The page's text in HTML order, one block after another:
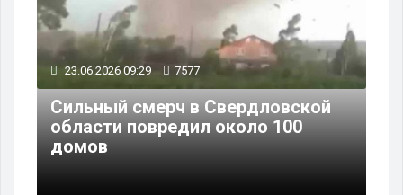
23.06.2026 09:29 7577
Сильный смерч в Свердловской
области повредил около 100
домов